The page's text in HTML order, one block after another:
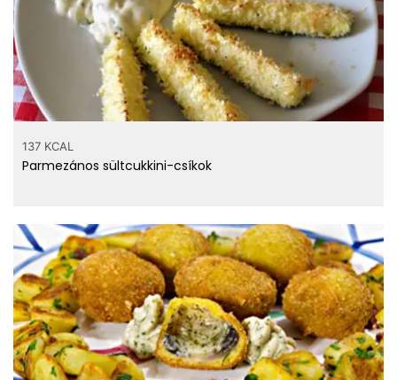
137 KCAL
Parmezános sültcukkini-csíkok